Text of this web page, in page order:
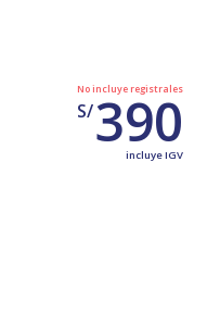
No incluye registrales
S/390
incluye IGV